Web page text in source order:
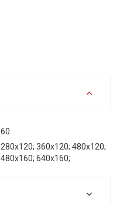
60
280х120; 360х120; 480х120;
480х160; 640х160;